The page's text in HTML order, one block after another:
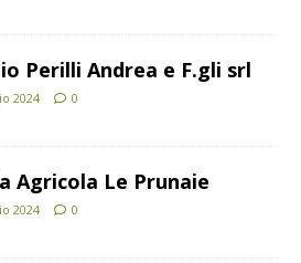
Perilli Andrea e F.gli srl
2024 0
Agricola Le Prunaie
2024 0